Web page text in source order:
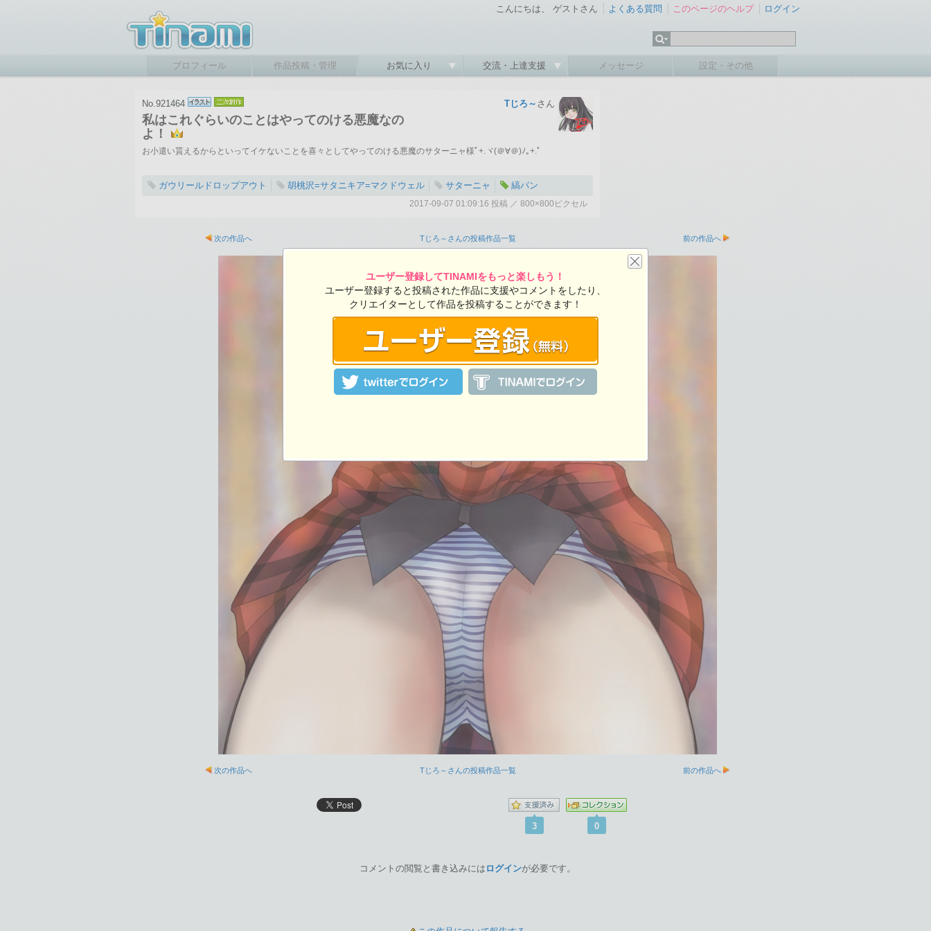
こんにちは、 ゲストさん よくある質問 このページのヘルプ ログイン
プロフィール 作品投稿・管理 お気に入り 交流・上達支援 メッセージ 設定・その他
No.921464
私はこれぐらいのことはやってのける悪魔なの
よ！
Tじろ～ さん
お小遣い貰えるからといってイケないことを喜々としてやってのける悪魔のサターニャ様ﾟ+.ヾ(＠∀＠)ﾉ｡+.ﾟ
ガウリールドロップアウト 胡桃沢=サタニキア=マクドウェル サターニャ 縞パン
2017-09-07 01:09:16 投稿 ／ 800×800ピクセル
次の作品へ Tじろ～さんの投稿作品一覧 前の作品へ
800×800ピクセル
次の作品へ Tじろ～さんの投稿作品一覧 前の作品へ
3 0
コメントの閲覧と書き込みには ログインが必要です。
ユーザー登録してTINAMIをもっと楽しもう！
ユーザー登録すると投稿された作品に支援やコメントをしたり、
クリエイターとして作品を投稿することができます！